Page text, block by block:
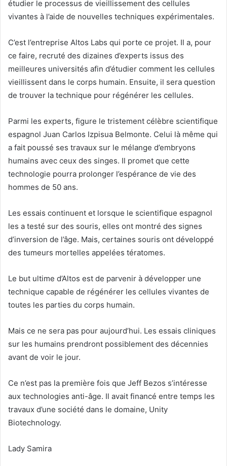
étudier le processus de vieillissement des cellules
vivantes à l’aide de nouvelles techniques expérimentales.
C’est l’entreprise Altos Labs qui porte ce projet. Il a, pour
ce faire, recruté des dizaines d’experts issus des
meilleures universités afin d’étudier comment les cellules
vieillissent dans le corps humain. Ensuite, il sera question
de trouver la technique pour régénérer les cellules.
Parmi les experts, figure le tristement célèbre scientifique
espagnol Juan Carlos Izpisua Belmonte. Celui là même qui
a fait poussé ses travaux sur le mélange d’embryons
humains avec ceux des singes. Il promet que cette
technologie pourra prolonger l’espérance de vie des
hommes de 50 ans.
Les essais continuent et lorsque le scientifique espagnol
les a testé sur des souris, elles ont montré des signes
d’inversion de l’âge. Mais, certaines souris ont développé
des tumeurs mortelles appelées tératomes.
Le but ultime d’Altos est de parvenir à développer une
technique capable de régénérer les cellules vivantes de
toutes les parties du corps humain.
Mais ce ne sera pas pour aujourd’hui. Les essais cliniques
sur les humains prendront possiblement des décennies
avant de voir le jour.
Ce n’est pas la première fois que Jeff Bezos s’intéresse
aux technologies anti-âge. Il avait financé entre temps les
travaux d’une société dans le domaine, Unity
Biotechnology.
Lady Samira